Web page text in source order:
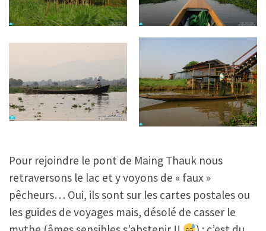
Pour rejoindre le pont de Maing Thauk nous
retraversons le lac et y voyons de « faux »
pêcheurs… Oui, ils sont sur les cartes postales ou
les guides de voyages mais, désolé de casser le